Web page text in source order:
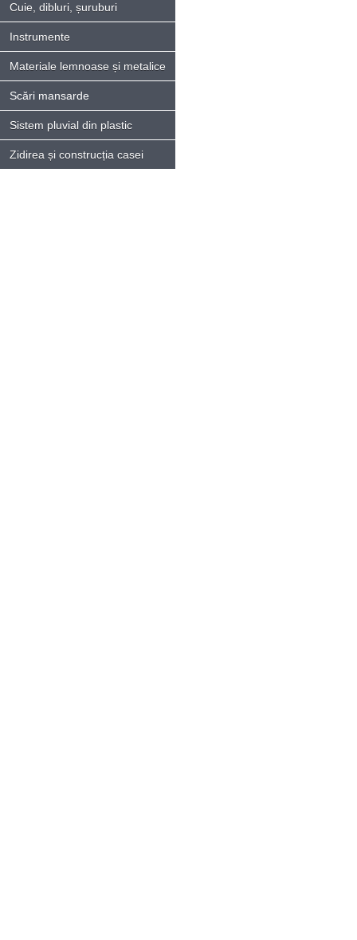
Cuie, dibluri, șuruburi
Instrumente
Materiale lemnoase și metalice
Scări mansarde
Sistem pluvial din plastic
Zidirea și construcția casei